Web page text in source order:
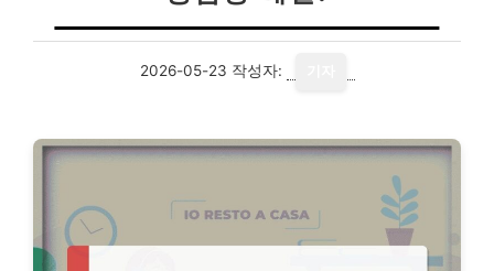
2026-05-23 작성자: